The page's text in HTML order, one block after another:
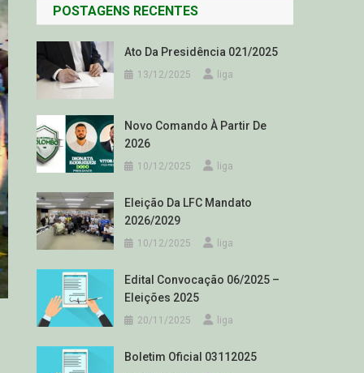
POSTAGENS RECENTES
Ato Da Presidência 021/2025
13/12/2025 liga
Novo Comando À Partir De
2026
10/12/2025 liga
Eleição Da LFC Mandato
2026/2029
10/12/2025 liga
Edital Convocação 06/2025 –
Eleições 2025
20/11/2025 liga
Boletim Oficial 03112025